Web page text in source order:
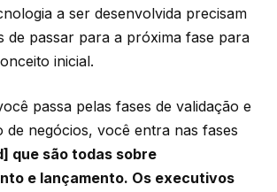
a ser desenvolvida precisam
de passar para a próxima fase para
inicial.
passa pelas fases de validação e
de negócios, você entra nas fases
que são todas sobre
e lançamento. Os executivos